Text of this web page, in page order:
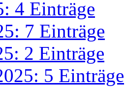
4 Einträge
7 Einträge
2 Einträge
5 Einträge